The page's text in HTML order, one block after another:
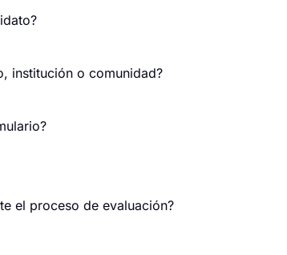
institución o comunidad?
el proceso de evaluación?